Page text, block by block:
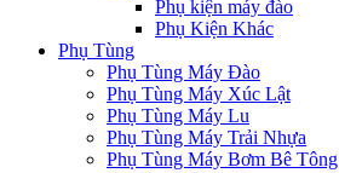
Phụ kiện máy đào
Phụ Kiện Khác
Phụ Tùng
Phụ Tùng Máy Đào
Phụ Tùng Máy Xúc Lật
Phụ Tùng Máy Lu
Phụ Tùng Máy Trải Nhựa
Phụ Tùng Máy Bơm Bê Tông